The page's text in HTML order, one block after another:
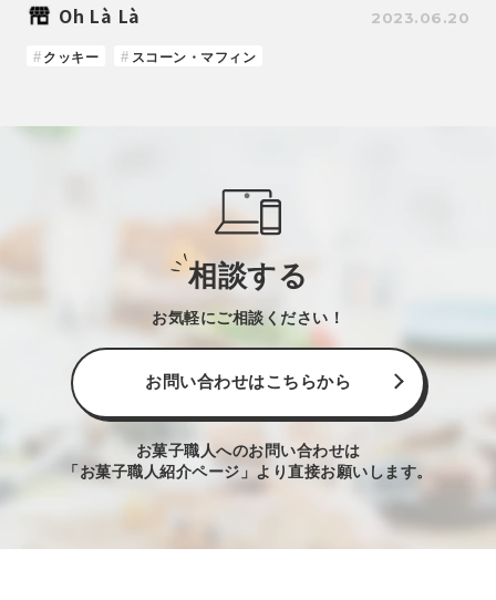
Oh Là Là 2023.06.20
クッキー スコーン・マフィン
相談する
お気軽にご相談ください！
お問い合わせはこちらから
お菓子職人へのお問い合わせは
「お菓子職人紹介ページ」より直接お願いします。